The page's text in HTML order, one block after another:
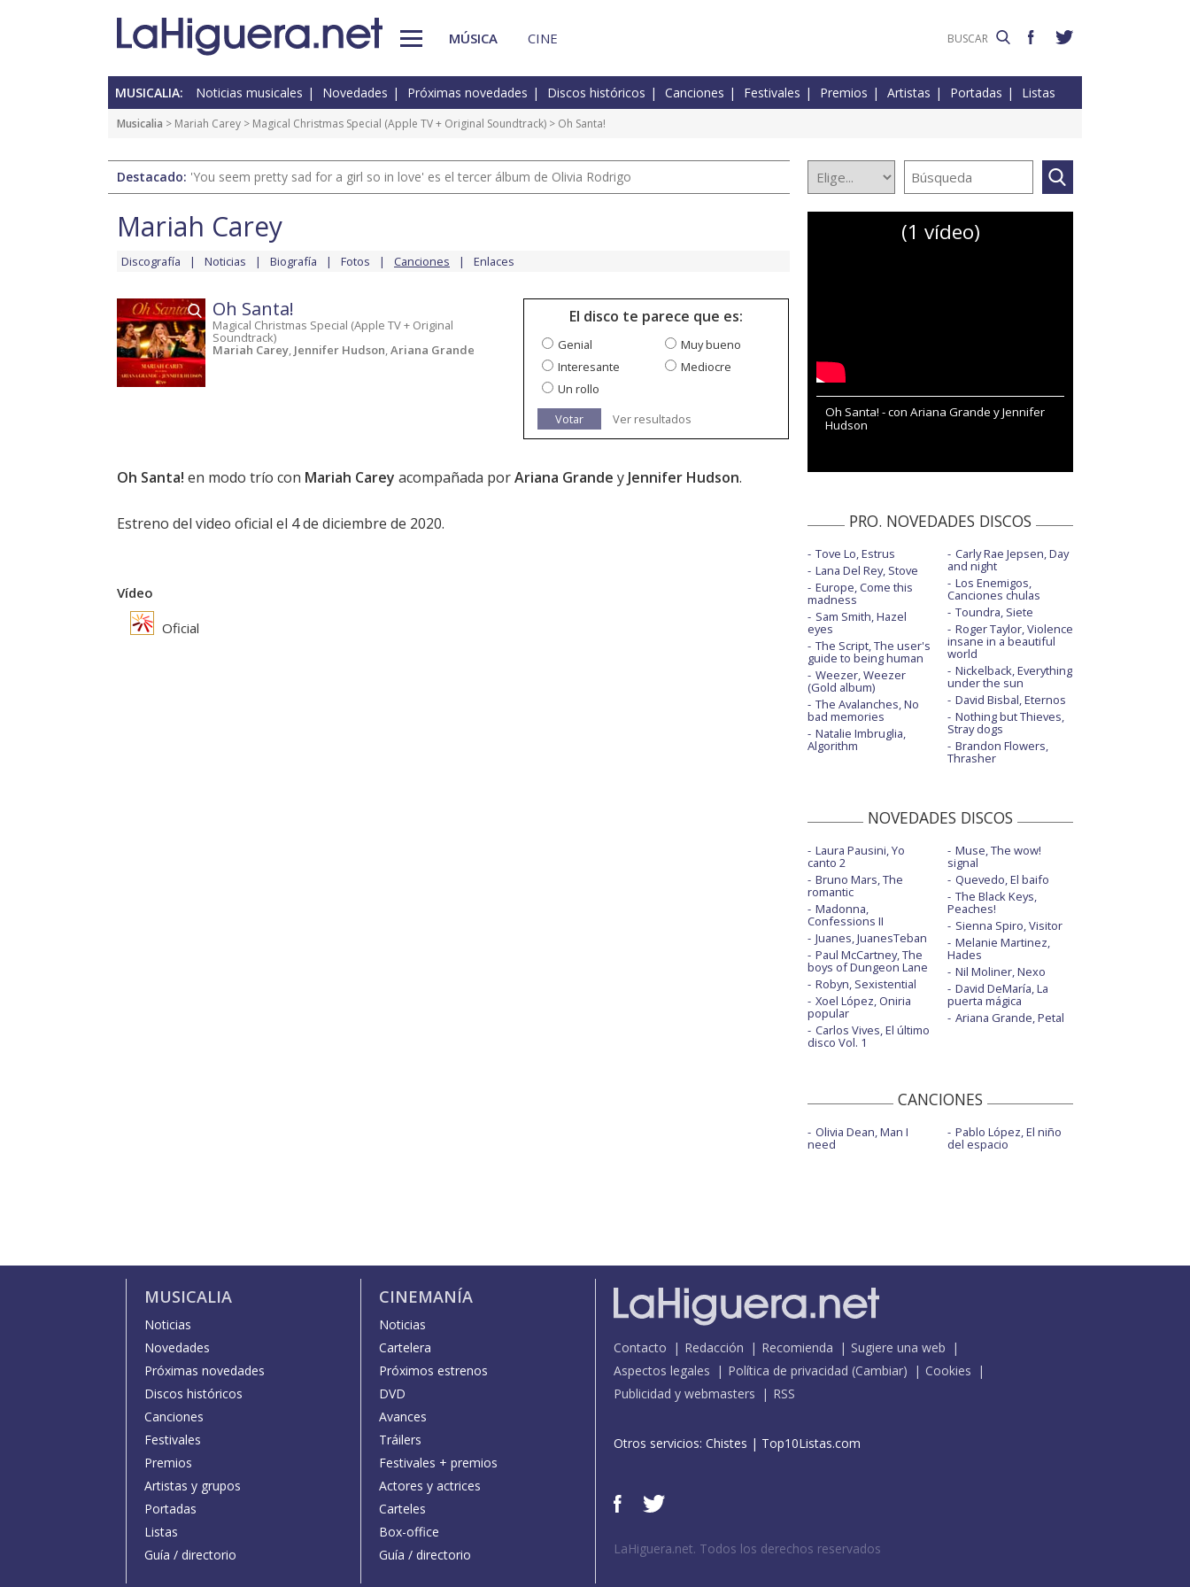
MÚSICA CINE
MUSICALIA: Noticias musicales Novedades Próximas novedades Discos históricos Canciones Festivales Premios Artistas Portadas Listas
Musicalia > Mariah Carey > Magical Christmas Special (Apple TV + Original Soundtrack) > Oh Santa!
Destacado: 'You seem pretty sad for a girl so in love' es el tercer álbum de Olivia Rodrigo
Mariah Carey
Discografía Noticias Biografía Fotos Canciones Enlaces
Oh Santa!
Magical Christmas Special (Apple TV + Original
Soundtrack)
Mariah Carey, Jennifer Hudson,Ariana Grande
El disco te parece que es:
Genial
Muy bueno
Interesante
Mediocre
Un rollo
Votar
Ver resultados
Oh Santa! en modo trío con Mariah Carey acompañada porAriana Grande y Jennifer Hudson.
Estreno del video oficial el 4 de diciembre de 2020.
Vídeo
Oficial
(1 vídeo)
Oh Santa! - con Ariana Grande y Jennifer
Hudson
PRO. NOVEDADES DISCOS
Tove Lo, Estrus
Lana Del Rey, Stove
Europe, Come this
madness
Sam Smith, Hazel
eyes
The Script, The user's
guide to being human
Weezer, Weezer
(Gold album)
The Avalanches, No
bad memories
Natalie Imbruglia,
Algorithm
Carly Rae Jepsen, Day
and night
Los Enemigos,
Canciones chulas
Toundra, Siete
Roger Taylor, Violence
insane in a beautiful
world
Nickelback, Everything
under the sun
David Bisbal, Eternos
Nothing but Thieves,
Stray dogs
Brandon Flowers,
Thrasher
NOVEDADES DISCOS
Laura Pausini, Yo
canto 2
Bruno Mars, The
romantic
Madonna,
Confessions II
Juanes, JuanesTeban
Paul McCartney, The
boys of Dungeon Lane
Robyn, Sexistential
Xoel López, Oniria
popular
Carlos Vives, El último
disco Vol. 1
Muse, The wow!
signal
Quevedo, El baifo
The Black Keys,
Peaches!
Sienna Spiro, Visitor
Melanie Martinez,
Hades
Nil Moliner, Nexo
David DeMaría, La
puerta mágica
Ariana Grande, Petal
CANCIONES
Olivia Dean, Man I
need
Pablo López, El niño
del espacio
MUSICALIA
Noticias
Novedades
Próximas novedades
Discos históricos
Canciones
Festivales
Premios
Artistas y grupos
Portadas
Listas
Guía / directorio
CINEMANÍA
Noticias
Cartelera
Próximos estrenos
DVD
Avances
Tráilers
Festivales + premios
Actores y actrices
Carteles
Box-office
Guía / directorio
Contacto Redacción Recomienda
Sugiere una web
Aspectos legales
Política de privacidad (Cambiar)
Cookies
Publicidad y webmasters
RSS
Otros servicios: Chistes | Top10Listas.com
LaHiguera.net. Todos los derechos reservados